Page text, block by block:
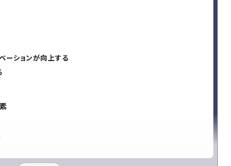
ーションが向上する